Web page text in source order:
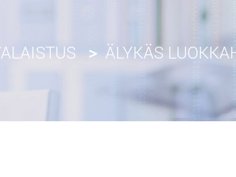
ÄLYKÄS